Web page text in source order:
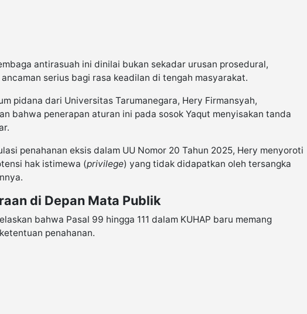
antirasuah ini dinilai bukan sekadar urusan prosedural,
ancaman serius bagi rasa keadilan di tengah masyarakat.
pidana dari Universitas Tarumanegara, Hery Firmansyah,
bahwa penerapan aturan ini pada sosok Yaqut menyisakan tanda
penahanan eksis dalam UU Nomor 20 Tahun 2025, Hery menyoroti
hak istimewa (privilege) yang tidak didapatkan oleh tersangka
di Depan Mata Publik
bahwa Pasal 99 hingga 111 dalam KUHAP baru memang
penahanan.